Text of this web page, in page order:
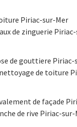
Piriac-sur-Mer
de zinguerie
de gouttiere Piriac-
de toiture
de façade
de rive Piriac-sur-